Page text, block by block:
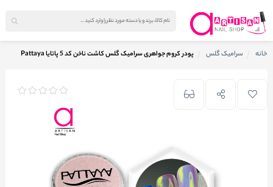
خانه سرامیک گلس پودر کروم جواهری سرامیک گلس کاشت ناخن کد 5 پاتایا Pattaya